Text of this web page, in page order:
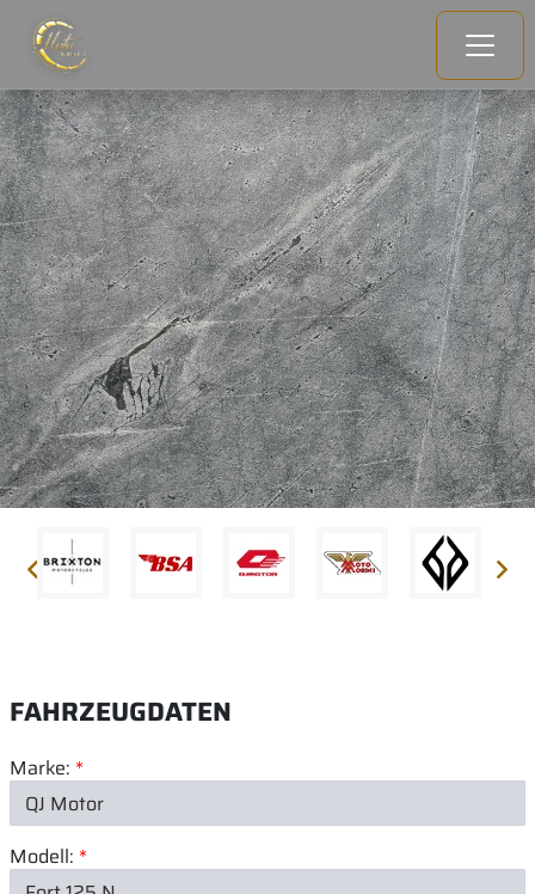
FAHRZEUGDATEN
Marke: *
Modell: *